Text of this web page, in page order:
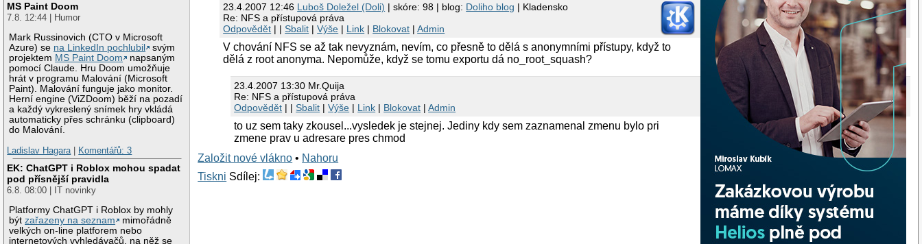
MS Paint Doom
7.8. 12:44 | Humor
Mark Russinovich (CTO v Microsoft
Azure) se na LinkedIn pochlubil
svým
projektem MS Paint Doom
napsaným
pomocí Claude. Hru Doom umožňuje
hrát v programu Malování (Microsoft
Paint). Malování funguje jako monitor.
Herní engine (ViZDoom) běží na pozadí
a každý vykreslený snímek hry vkládá
automaticky přes schránku (clipboard)
do Malování.
Ladislav Hagara
Komentářů: 3
EK: ChatGPT i Roblox mohou spadat
pod přísnější pravidla
6.8. 08:00 | IT novinky
Platformy ChatGPT i Roblox by mohly
býtzařazeny na seznam
mimořádně
velkých on-line platforem nebo
internetových vyhledávačů, na něž se
23.4.2007 12:46 Luboš Doležel (Doli) | skóre: 98 | blog: Doliho blog | Kladensko
Re: NFS a přístupová práva
Odpovědět | |Sbalit |Výše | Link | Blokovat |Admin
V chování NFS se až tak nevyznám, nevím, co přesně to dělá s anonymními přístupy, když to
dělá z root anonyma. Nepomůže, když se tomu exportu dá no_root_squash?
23.4.2007 13:30 Mr.Quija
Re: NFS a přístupová práva
Odpovědět | |Sbalit |Výše | Link | Blokovat |Admin
to uz sem taky zkousel...vysledek je stejnej. Jediny kdy sem zaznamenal zmenu bylo pri
zmene prav u adresare pres chmod
Založit nové vlákno • Nahoru
Tiskni Sdílej: